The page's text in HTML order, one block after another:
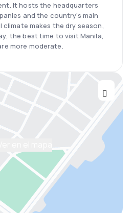
It hosts the headquarters
and the country's main
makes the dry season,
the best time to visit Manila,
more moderate.